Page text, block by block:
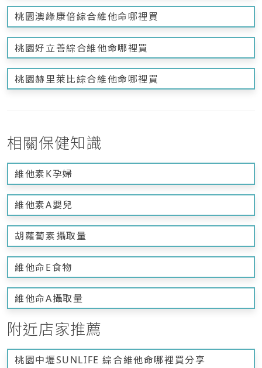
桃園澳綠康倍綜合維他命哪裡買
桃園好立善綜合維他命哪裡買
桃園赫里萊比綜合維他命哪裡買
相關保健知識
維他素K孕婦
維他素A嬰兒
胡蘿蔔素攝取量
維他命E食物
維他命A攝取量
附近店家推薦
桃園中壢SUNLIFE 綜合維他命哪裡買分享